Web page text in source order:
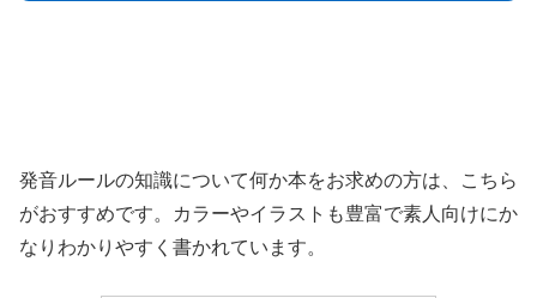
発音ルールの知識について何か本をお求めの方は、こちら
がおすすめです。カラーやイラストも豊富で素人向けにか
なりわかりやすく書かれています。